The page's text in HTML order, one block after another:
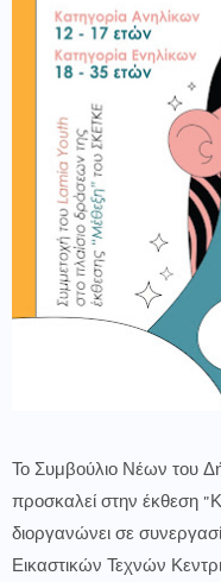
Το Συμβούλιο Νέων του
προσκαλεί στην έκθεση
διοργανώνει σε
Εικαστικών Τεχνών